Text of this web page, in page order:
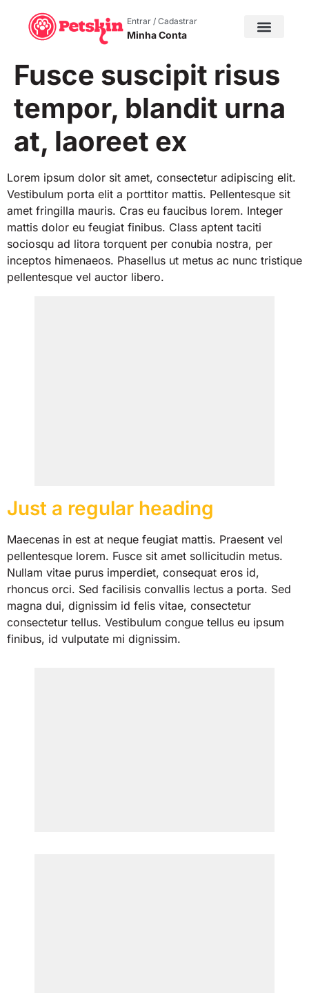
Entrar / Cadastrar
Minha Conta
Fusce suscipit risus
tempor, blandit urna
at, laoreet ex
Lorem ipsum dolor sit amet, consectetur adipiscing elit.
Vestibulum porta elit a porttitor mattis. Pellentesque sit
amet fringilla mauris. Cras eu faucibus lorem. Integer
mattis dolor eu feugiat finibus. Class aptent taciti
sociosqu ad litora torquent per conubia nostra, per
inceptos himenaeos. Phasellus ut metus ac nunc tristique
pellentesque vel auctor libero.
Just a regular heading
Maecenas in est at neque feugiat mattis. Praesent vel
pellentesque lorem. Fusce sit amet sollicitudin metus.
Nullam vitae purus imperdiet, consequat eros id,
rhoncus orci. Sed facilisis convallis lectus a porta. Sed
magna dui, dignissim id felis vitae, consectetur
consectetur tellus. Vestibulum congue tellus eu ipsum
finibus, id vulputate mi dignissim.